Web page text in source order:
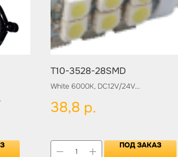
T10-3528-28SMD
White 6000K, DC12V/24V
Цвет:
38,8 р.
ПОД ЗАКАЗ